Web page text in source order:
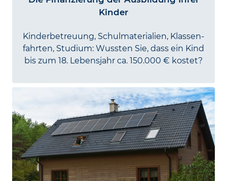
Kinder
Kinder­betreuung, Schul­materialien, Klassen­
fahrten, Studium: Wussten Sie, dass ein Kind
bis zum 18. Lebens­jahr ca. 150.000 € kostet?